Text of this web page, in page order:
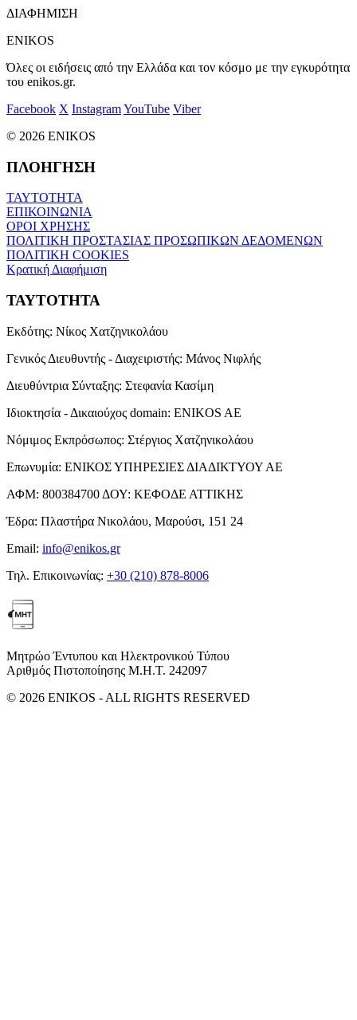
ΔΙΑΦΗΜΙΣΗ
ENIKOS
Όλες οι ειδήσεις από την Ελλάδα και τον κόσμο με την εγκυρότητα
του enikos.gr.
Facebook X InstagramYouTube Viber
© 2026 ENIKOS
ΠΛΟΗΓΗΣΗ
ΤΑΥΤΟΤΗΤΑ
ΕΠΙΚΟΙΝΩΝΙΑ
ΟΡΟΙ ΧΡΗΣΗΣ
ΠΟΛΙΤΙΚΗ ΠΡΟΣΤΑΣΙΑΣ ΠΡΟΣΩΠΙΚΩΝ ΔΕΔΟΜΕΝΩΝ
ΠΟΛΙΤΙΚΗ COOKIES
Κρατική Διαφήμιση
ΤΑΥΤΟΤΗΤΑ
Εκδότης: Νίκος Χατζηνικολάου
Γενικός Διευθυντής - Διαχειριστής: Μάνος Νιφλής
Διευθύντρια Σύνταξης: Στεφανία Κασίμη
Ιδιοκτησία - Δικαιούχος domain: ENIKOS AE
Νόμιμος Εκπρόσωπος: Στέργιος Χατζηνικολάου
Επωνυμία: ΕΝΙΚΟΣ ΥΠΗΡΕΣΙΕΣ ΔΙΑΔΙΚΤΥΟΥ ΑΕ
ΑΦΜ: 800384700 ΔΟΥ: ΚΕΦΟΔΕ ΑΤΤΙΚΗΣ
Έδρα: Πλαστήρα Νικολάου, Μαρούσι, 151 24
Email: info@enikos.gr
Τηλ. Επικοινωνίας: +30 (210) 878-8006
Μητρώο Έντυπου και Ηλεκτρονικού Τύπου
Αριθμός Πιστοποίησης Μ.Η.Τ. 242097
© 2026 ENIKOS - ALL RIGHTS RESERVED